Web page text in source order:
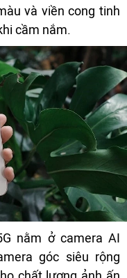
và viền cong tinh
cầm nắm.
nằm ở camera AI
góc siêu rộng